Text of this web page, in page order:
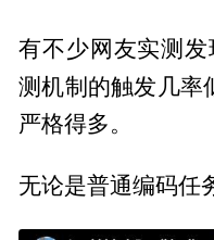
有不少网友实测发
测机制的触发几率
严格得多。
无论是普通编码任